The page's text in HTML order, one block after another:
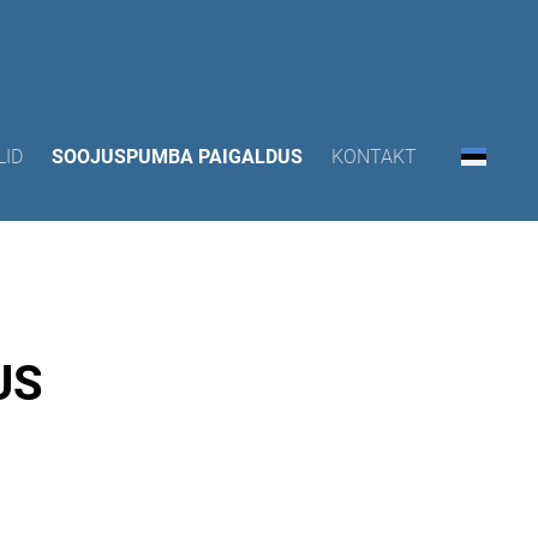
SOOJUSPUMBA PAIGALDUS KONTAKT